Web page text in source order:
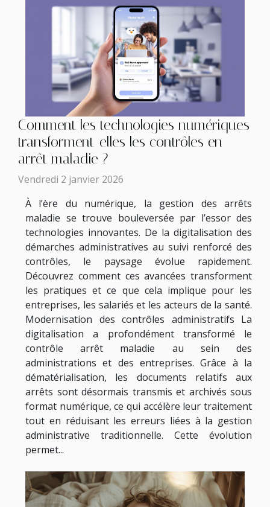
Comment les technologies numériques
transforment-elles les contrôles en
arrêt maladie ?
Vendredi 2 janvier 2026
À l’ère du numérique, la gestion des arrêts
maladie se trouve bouleversée par l’essor des
technologies innovantes. De la digitalisation des
démarches administratives au suivi renforcé des
contrôles, le paysage évolue rapidement.
Découvrez comment ces avancées transforment
les pratiques et ce que cela implique pour les
entreprises, les salariés et les acteurs de la santé.
Modernisation des contrôles administratifs La
digitalisation a profondément transformé le
contrôle arrêt maladie au sein des
administrations et des entreprises. Grâce à la
dématérialisation, les documents relatifs aux
arrêts sont désormais transmis et archivés sous
format numérique, ce qui accélère leur traitement
tout en réduisant les erreurs liées à la gestion
administrative traditionnelle. Cette évolution
permet...